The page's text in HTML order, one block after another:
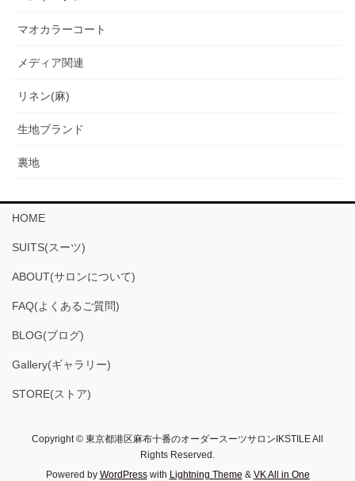
マオカラーコート
メディア関連
リネン(麻)
生地ブランド
裏地
HOME
SUITS(スーツ)
ABOUT(サロンについて)
FAQ(よくあるご質問)
BLOG(ブログ)
Gallery(ギャラリー)
STORE(ストア)
Copyright © 東京都港区麻布十番のオーダースーツサロンIKSTILE All
Rights Reserved.
Powered by WordPresswith Lightning Theme & VK All in One